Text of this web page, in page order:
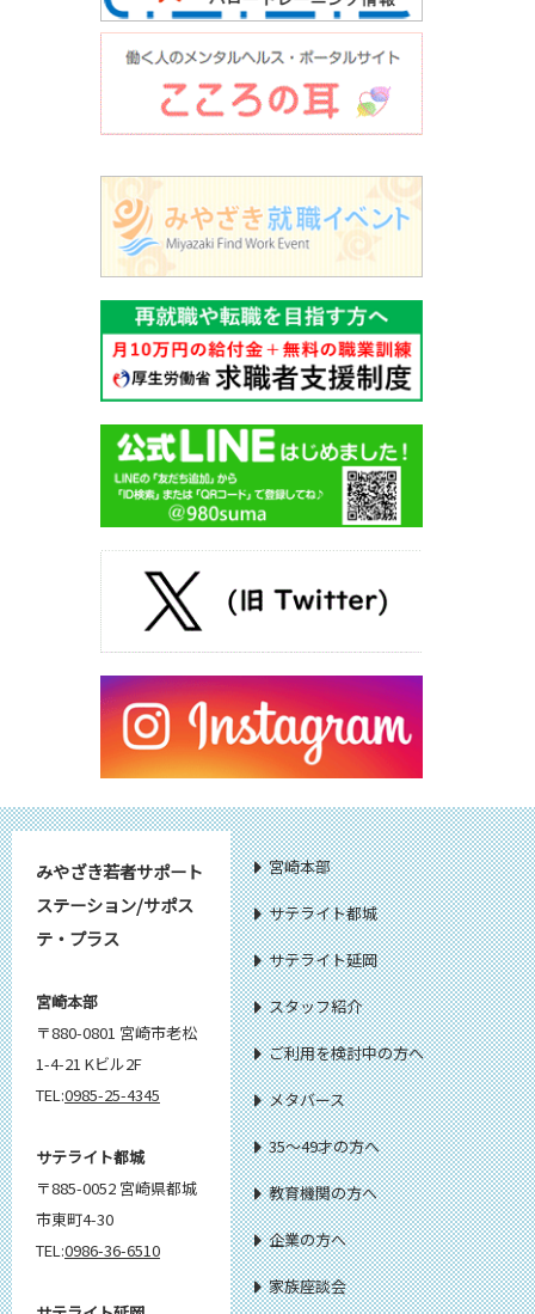
みやざき若者サポート
ステーション/サポス
テ・プラス
宮崎本部
〒880-0801 宮崎市老松
1-4-21 Kビル2F
TEL:0985-25-4345
サテライト都城
〒885-0052 宮崎県都城
市東町4-30
TEL:0986-36-6510
宮崎本部
サテライト都城
サテライト延岡
スタッフ紹介
ご利用を検討中の方へ
メタバース
35～49才の方へ
教育機関の方へ
企業の方へ
家族座談会